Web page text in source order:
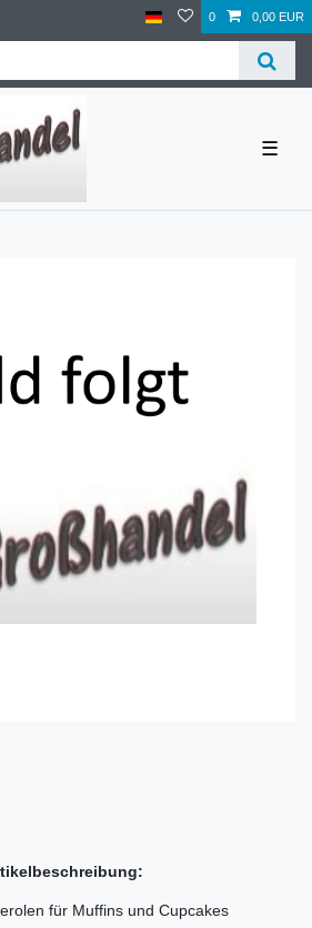
0 0,00 EUR
☰
für Muffins und Cupcakes